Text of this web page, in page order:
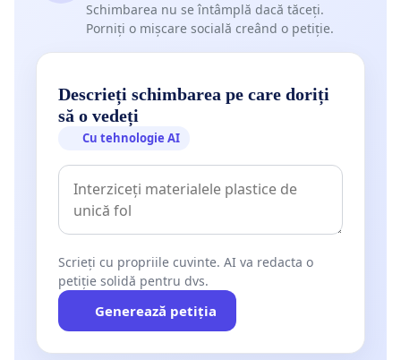
Schimbarea nu se întâmplă dacă tăceți.
Porniți o mișcare socială creând o petiție.
Descrieți schimbarea pe care doriți
să o vedeți
Cu tehnologie AI
Scrieți cu propriile cuvinte. AI va redacta o
petiție solidă pentru dvs.
Generează petiția